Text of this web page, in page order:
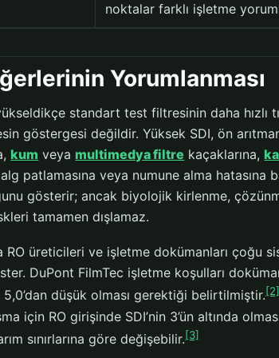
noktalar farklı işletme
Yorumlanması
standart test filtresinin daha hızlı
göstergesi değildir. Yüksek SDI, ön
kum veya multimedya filtre kaçaklarına,
patlamasına veya numune alma
gösterir; ancak biyolojik kirlenme,
tamamen dışlamaz.
RO üreticileri ve işletme dokümanları çoğu
DuPont FilmTec işletme koşulları
5,0’dan düşük olması gerektiği belirtilmiştir.[2]
için RO girişinde SDI’nin 3’ün altında
sınırlarına göre değişebilir.[3]